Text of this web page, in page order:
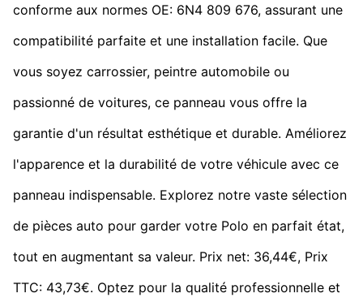
conforme aux normes OE: 6N4 809 676, assurant une
compatibilité parfaite et une installation facile. Que
vous soyez carrossier, peintre automobile ou
passionné de voitures, ce panneau vous offre la
garantie d'un résultat esthétique et durable. Améliorez
l'apparence et la durabilité de votre véhicule avec ce
panneau indispensable. Explorez notre vaste sélection
de pièces auto pour garder votre Polo en parfait état,
tout en augmentant sa valeur. Prix net: 36,44€, Prix
TTC: 43,73€. Optez pour la qualité professionnelle et